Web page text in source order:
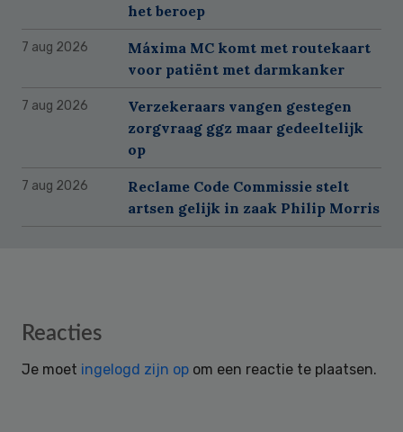
het beroep
7 aug 2026
Máxima MC komt met routekaart
voor patiënt met darmkanker
7 aug 2026
Verzekeraars vangen gestegen
zorgvraag ggz maar gedeeltelijk
op
7 aug 2026
Reclame Code Commissie stelt
artsen gelijk in zaak Philip Morris
Reader
Reacties
Je moet ingelogd zijn op om een reactie te plaatsen.